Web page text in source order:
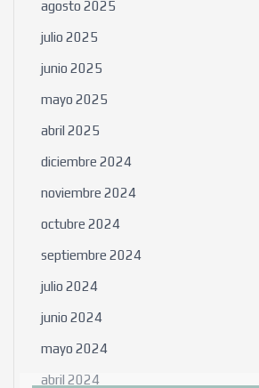
agosto 2025
julio 2025
junio 2025
mayo 2025
abril 2025
diciembre 2024
noviembre 2024
octubre 2024
septiembre 2024
julio 2024
junio 2024
mayo 2024
abril 2024